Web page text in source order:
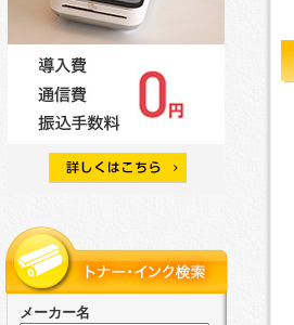
メーカー名